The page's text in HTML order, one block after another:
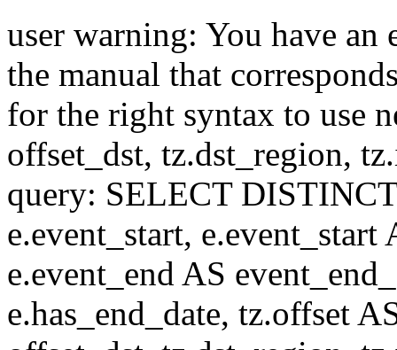
user warning: You have
the manual that
for the right syntax to use
offset_dst, tz.dst_region,
query: SELECT
e.event_start,
e.event_end AS
e.has_end_date, tz.offset